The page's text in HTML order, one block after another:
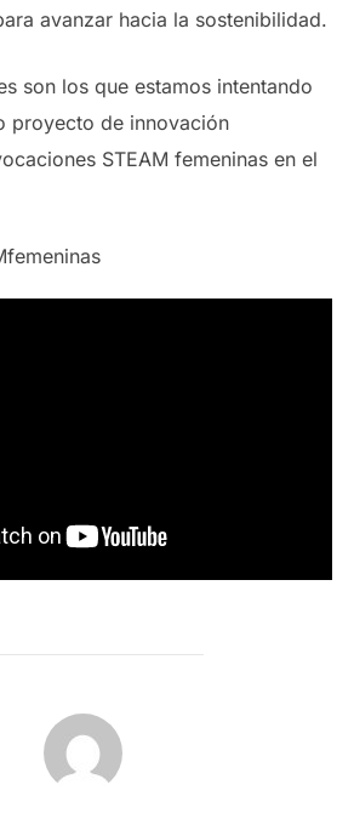
avanzar hacia la sostenibilidad.
son los que estamos intentando
proyecto de innovación
STEAM femeninas en el
DE LA PUBLICACIÓN